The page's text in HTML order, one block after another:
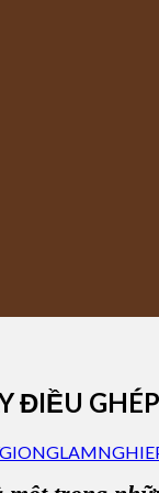
ĐIỀU GHÉP